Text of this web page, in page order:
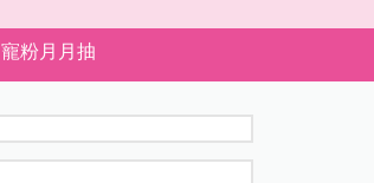
寵粉月月抽